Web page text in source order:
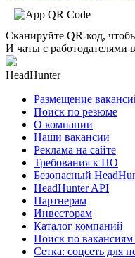
Сканируйте QR-код,
И чаты с работодателями
HeadHunter
Размещение
Поиск по резюме
О компании
Наши вакансии
Реклама на сайте
Требования к ПО
Безопасный
HeadHunter API
Партнерам
Инвесторам
Каталог компаний
Поиск по вакансиям
Сетка: соцсеть для